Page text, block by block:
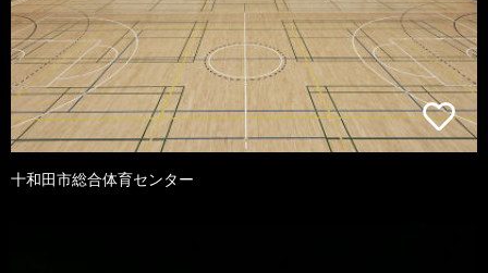
十和田市総合体育センター